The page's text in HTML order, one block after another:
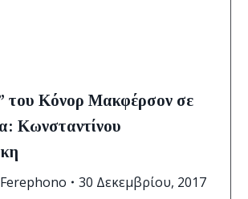
του Κόνορ Μακφέρσον σε
Κωνσταντίνου
Ferephono 30 Δεκεμβρίου, 2017